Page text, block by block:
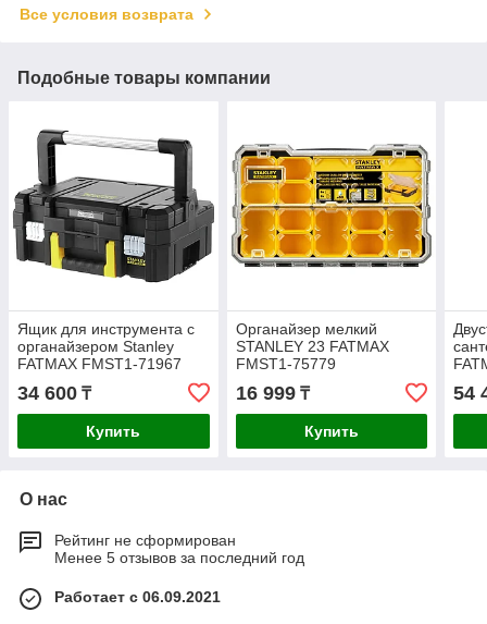
Все условия возврата
Подобные товары компании
Ящик для инструмента с
органайзером Stanley
FATMAX FMST1-71967
34 600 ₸
Купить
Органайзер мелкий
STANLEY 23 FATMAX
FMST1-75779
16 999₸
Купить
54
О нас
Рейтинг не сформирован
Менее 5 отзывов за последний год
Работает с 06.09.2021